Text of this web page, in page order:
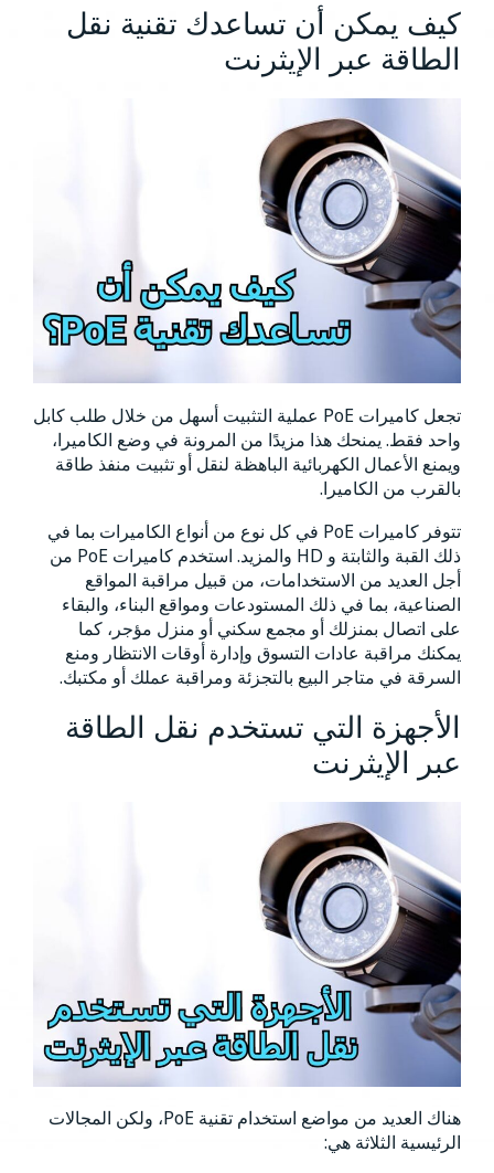
كيف يمكن أن تساعدك تقنية نقل
الطاقة عبر الإيثرنت
تجعل كاميرات PoE عملية التثبيت أسهل من خلال طلب كابل
واحد فقط. يمنحك هذا مزيدًا من المرونة في وضع الكاميرا،
ويمنع الأعمال الكهربائية الباهظة لنقل أو تثبيت منفذ طاقة
بالقرب من الكاميرا.
تتوفر كاميرات PoE في كل نوع من أنواع الكاميرات بما في
ذلك القبة والثابتة و HD والمزيد. استخدم كاميرات PoE من
أجل العديد من الاستخدامات، من قبيل مراقبة المواقع
الصناعية، بما في ذلك المستودعات ومواقع البناء، والبقاء
على اتصال بمنزلك أو مجمع سكني أو منزل مؤجر، كما
يمكنك مراقبة عادات التسوق وإدارة أوقات الانتظار ومنع
السرقة في متاجر البيع بالتجزئة ومراقبة عملك أو مكتبك.
الأجهزة التي تستخدم نقل الطاقة
عبر الإيثرنت
هناك العديد من مواضع استخدام تقنية PoE، ولكن المجالات
الرئيسية الثلاثة هي: